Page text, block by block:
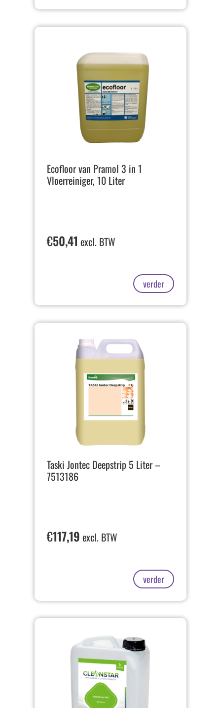
Ecofloor van Pramol 3 in 1
Vloerreiniger, 10 Liter
€50,41 excl. BTW
verder
Taski Jontec Deepstrip 5 Liter –
7513186
€117,19 excl. BTW
verder